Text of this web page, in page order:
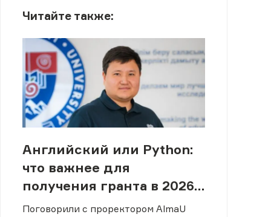
Читайте также:
Английский или Python:
что важнее для
получения гранта в 2026
году
Поговорили с проректором AlmaU